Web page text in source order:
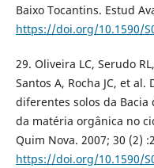
Baixo Tocantins. Estud
https://doi.org/10.1590/
29. Oliveira LC, Serudo
Santos A, Rocha JC, et
diferentes solos da
da matéria orgânica no
Quim Nova. 2007; 30 (2)
https://doi.org/10.1590/